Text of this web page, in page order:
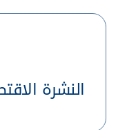
النشرة